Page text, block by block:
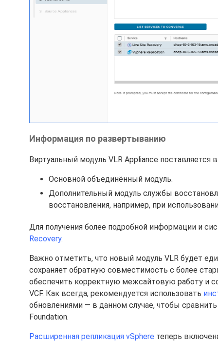
Информация по развертыванию
Виртуальный модуль VLR Appliance поставляется
Основной объединённый модуль.
Дополнительный модуль службы
восстановления, например, при
Для получения более подробной информации и
Recovery.
Важно отметить, что новый модуль VLR будет
сохраняет обратную совместимость с более
обеспечить корректную межсайтовую работу и
VCF. Как всегда, рекомендуется использовать
обновлениями — в данном случае, чтобы
Foundation.
Расширенная репликация vSphere теперь